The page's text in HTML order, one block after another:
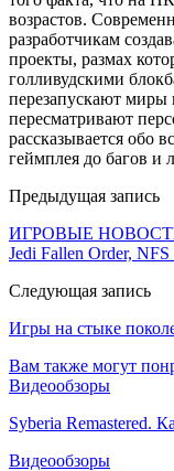
возрастов.
разработчикам
проекты, размах
голливудскими
перезапускают миры
пересматривают
рассказывается обо
геймплея до багов и
Предыдущая запись
ИГРОВЫЕ НОВОСТИ
Jedi Fallen Order,
Следующая запись
Игры на стыке
Вам также могут
Видеообзоры
Syberia Remastered.
Видеообзоры